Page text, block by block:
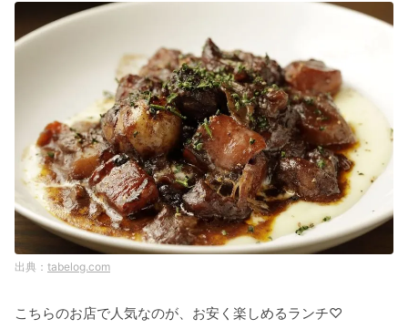
tabelog.com
こちらのお店で人気なのが、お安く楽しめるランチ♡